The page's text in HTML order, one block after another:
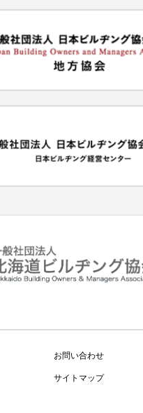
お問い合わせ
サイトマップ